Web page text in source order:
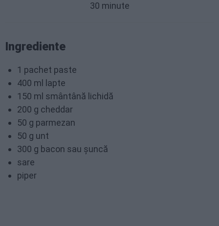
30 minute
Ingrediente
1 pachet paste
400 ml lapte
150 ml smântână lichidă
200 g cheddar
50 g parmezan
50 g unt
300 g bacon sau șuncă
sare
piper